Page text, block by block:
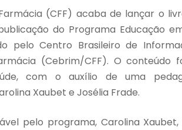
(CFF) acaba de lançar o
do Programa Educação
pelo Centro Brasileiro de
(Cebrim/CFF). O conteúdo
com o auxílio de uma
Xaubet e Josélia Frade.
pelo programa, Carolina